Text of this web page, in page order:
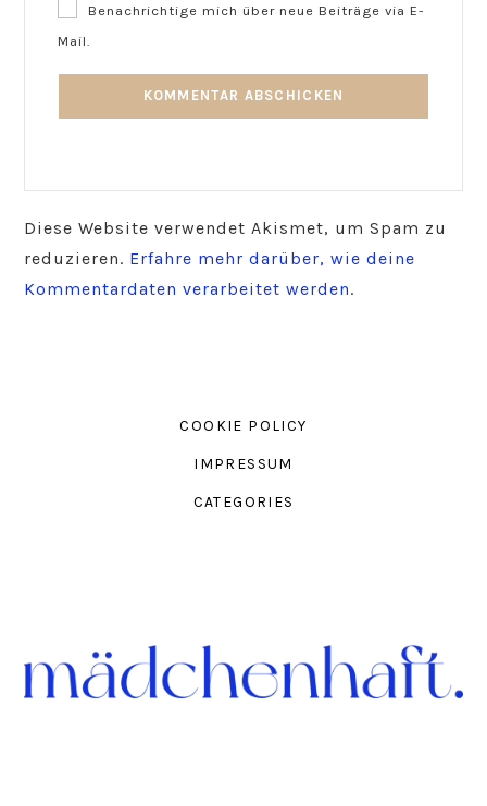
Benachrichtige mich über neue Beiträge via E-
Mail.
Diese Website verwendet Akismet, um Spam zu
reduzieren. Erfahre mehr darüber, wie deine
Kommentardaten verarbeitet werden.
COOKIE POLICY
IMPRESSUM
CATEGORIES